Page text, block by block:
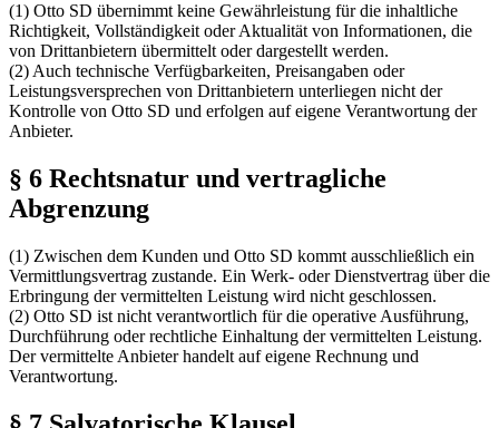
(1) Otto SD übernimmt keine Gewährleistung für die inhaltliche
Richtigkeit, Vollständigkeit oder Aktualität von Informationen, die
von Drittanbietern übermittelt oder dargestellt werden.
(2) Auch technische Verfügbarkeiten, Preisangaben oder
Leistungsversprechen von Drittanbietern unterliegen nicht der
Kontrolle von Otto SD und erfolgen auf eigene Verantwortung der
Anbieter.
§ 6 Rechtsnatur und vertragliche
Abgrenzung
(1) Zwischen dem Kunden und Otto SD kommt ausschließlich ein
Vermittlungsvertrag zustande. Ein Werk- oder Dienstvertrag über die
Erbringung der vermittelten Leistung wird nicht geschlossen.
(2) Otto SD ist nicht verantwortlich für die operative Ausführung,
Durchführung oder rechtliche Einhaltung der vermittelten Leistung.
Der vermittelte Anbieter handelt auf eigene Rechnung und
Verantwortung.